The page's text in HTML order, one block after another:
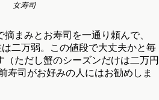
女寿司
まみとお寿司を一通り頼んで、
二万弱。この値段で大丈夫かと毎
（ただし蟹のシーズンだけは二万円
寿司がお好みの人にはお勧めしま